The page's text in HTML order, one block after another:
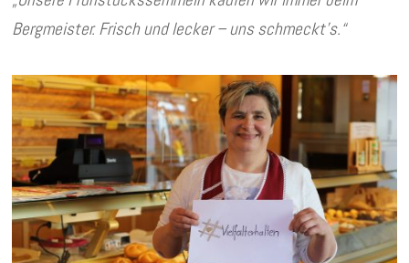
Bergmeister. Frisch und lecker – uns schmeckt’s.“